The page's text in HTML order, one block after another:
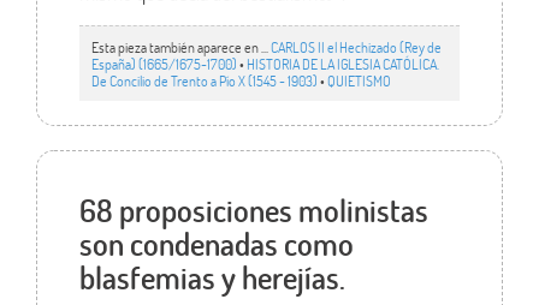
Esta pieza también aparece en ... CARLOS II el Hechizado (Rey de
España) (1665/1675-1700)• HISTORIA DE LA IGLESIA CATÓLICA.
De Concilio de Trento a Pío X (1545 - 1903)•QUIETISMO
68 proposiciones molinistas
son condenadas como
blasfemias y herejías.